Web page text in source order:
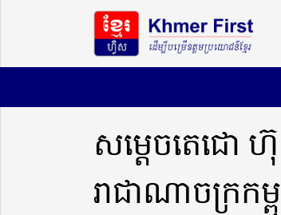
សម្តេចតេជោ
រាជា​ណា​ចក្រក